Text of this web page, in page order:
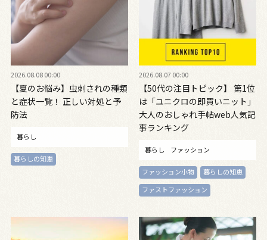
2026.08.08 00:00
【夏のお悩み】虫刺されの種類
と症状一覧！ 正しい対処と予
防法
暮らし
暮らしの知恵
2026.08.07 00:00
【50代の注目トピック】 第1位
は「ユニクロの即買いニット」
大人のおしゃれ手帖web人気記
事ランキング
暮らし ファッション
ファッション小物
暮らしの知恵
ファストファッション